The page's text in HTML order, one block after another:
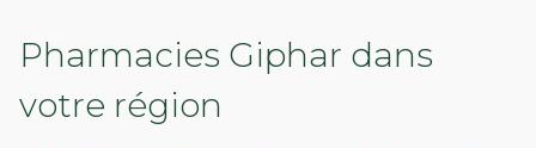
Pharmacies Giphar dans
votre région